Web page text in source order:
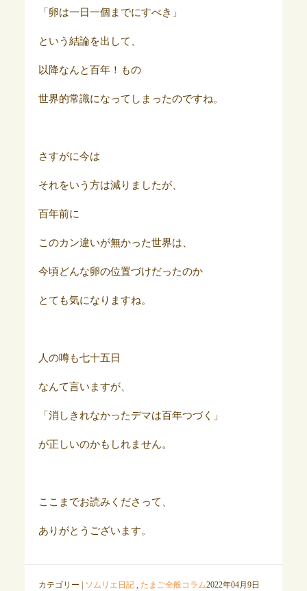
「卵は一日一個までにすべき」
という結論を出して、
以降なんと百年！もの
世界的常識になってしまったのですね。
さすがに今は
それをいう方は減りましたが、
百年前に
このカン違いが無かった世界は、
今頃どんな卵の位置づけだったのか
とても気になりますね。
人の噂も七十五日
なんて言いますが、
「消しきれなかったデマは百年つづく」
が正しいのかもしれません。
ここまでお読みくださって、
ありがとうございます。
カテゴリー | ソムリエ日記, たまご全般コラム2022年04月9日